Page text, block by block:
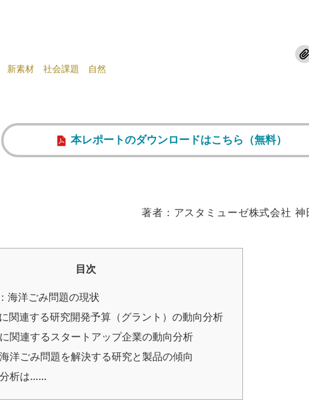
新素材 社会課題 自然
本レポートのダウンロードはこちら（無料）
著者：アスタミューゼ株式会社 神
目次
海洋ごみ問題の現状
関連する研究開発予算（グラント）の動向分析
関連するスタートアップ企業の動向分析
洋ごみ問題を解決する研究と製品の傾向
析は……